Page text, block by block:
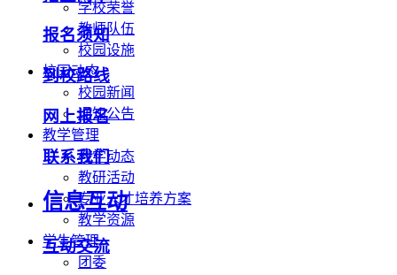
学校荣誉
教师队伍
校园设施
校园动态
校园新闻
通知公告
教学管理
教学动态
教研活动
专业人才培养方案
教学资源
学生管理
团委
报名须知
到校路线
网上报名
联系我们
信息互动
互动交流